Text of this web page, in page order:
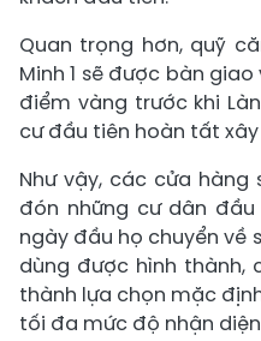
Quan trọng hơn, quỹ
Minh 1 sẽ được bàn
điểm vàng trước khi
cư đầu tiên hoàn tất
Như vậy, các cửa
đón những cư dân
ngày đầu họ chuyển về
dùng được hình thành,
thành lựa chọn mặc
tối đa mức độ nhận